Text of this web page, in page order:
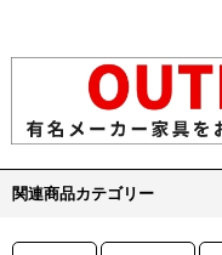
関連商品カテゴリー